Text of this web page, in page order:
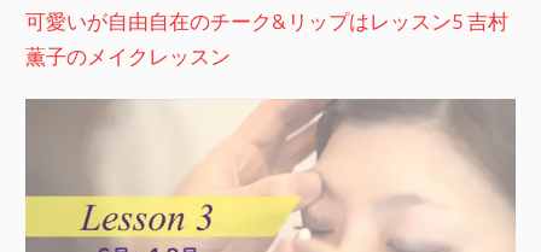
可愛いが自由自在のチーク&リップはレッスン5 吉村
薫子のメイクレッスン